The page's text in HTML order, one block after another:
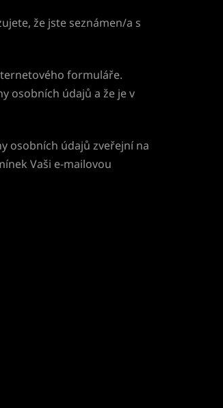
že jste seznámen/a s
formuláře.
osobních údajů a že je v
osobních údajů zveřejní na
Vaši e-mailovou